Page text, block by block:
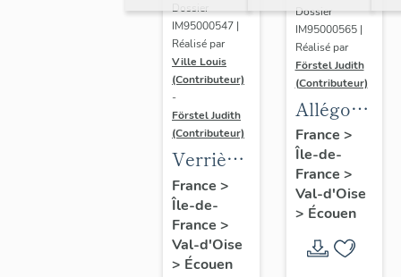
Dossier
IM95000547 |
Réalisé par
Ville Louis
(Contributeur)
-
Förstel Judith
(Contributeur)
Verrière
de la
baie 8 :
Vierge
de
France >
Île-de-
France >
Val-d'Oise
> Écouen
Dossier
IM95000565 |
Réalisé par
Förstel Judith
(Contributeur)
Allégories
du
Toucher
et de la
Vue.
France >
Île-de-
France >
Val-d'Oise
> Écouen